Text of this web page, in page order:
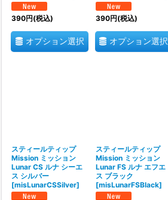
390円(税込)
オプション選択
390円(税込)
オプション選択
スティールティップ
Mission ミッション
Lunar CS ルナ シーエ
ス シルバー
[misLunarCSSilver]
スティールティップ
Mission ミッション
Lunar FS ルナ エフエ
ス ブラック
[misLunarFSBlack]